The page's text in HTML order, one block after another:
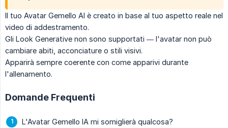
Il tuo Avatar Gemello AI è creato in base al tuo aspetto reale nel
video di addestramento.
Gli Look Generative non sono supportati — l'avatar non può
cambiare abiti, acconciature o stili visivi.
Apparirà sempre coerente con come apparivi durante
l'allenamento.
Domande Frequenti
L'Avatar Gemello IA mi somiglierà qualcosa?